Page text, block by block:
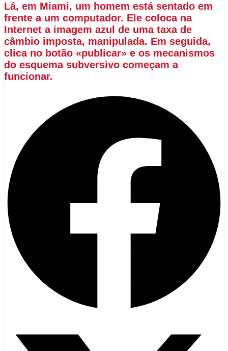
Lá, em Miami, um homem está sentado em
frente a um computador. Ele coloca na
Internet a imagem azul de uma taxa de
câmbio imposta, manipulada. Em seguida,
clica no botão «publicar» e os mecanismos
do esquema subversivo começam a
funcionar.